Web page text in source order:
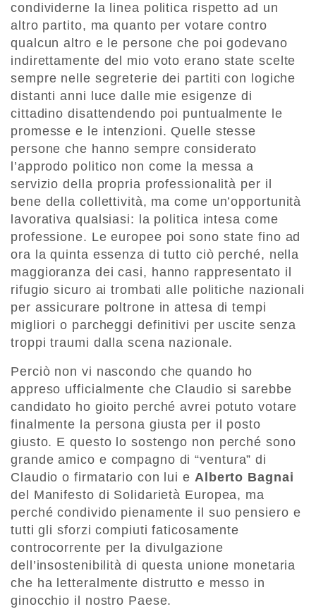
condividerne la linea politica rispetto ad un
altro partito, ma quanto per votare contro
qualcun altro e le persone che poi godevano
indirettamente del mio voto erano state scelte
sempre nelle segreterie dei partiti con logiche
distanti anni luce dalle mie esigenze di
cittadino disattendendo poi puntualmente le
promesse e le intenzioni. Quelle stesse
persone che hanno sempre considerato
l’approdo politico non come la messa a
servizio della propria professionalità per il
bene della collettività, ma come un’opportunità
lavorativa qualsiasi: la politica intesa come
professione. Le europee poi sono state fino ad
ora la quinta essenza di tutto ciò perché, nella
maggioranza dei casi, hanno rappresentato il
rifugio sicuro ai trombati alle politiche nazionali
per assicurare poltrone in attesa di tempi
migliori o parcheggi definitivi per uscite senza
troppi traumi dalla scena nazionale.
Perciò non vi nascondo che quando ho
appreso ufficialmente che Claudio si sarebbe
candidato ho gioito perché avrei potuto votare
finalmente la persona giusta per il posto
giusto. E questo lo sostengo non perché sono
grande amico e compagno di “ventura” di
Claudio o firmatario con lui e Alberto Bagnai
del Manifesto di Solidarietà Europea, ma
perché condivido pienamente il suo pensiero e
tutti gli sforzi compiuti faticosamente
controcorrente per la divulgazione
dell’insostenibilità di questa unione monetaria
che ha letteralmente distrutto e messo in
ginocchio il nostro Paese.